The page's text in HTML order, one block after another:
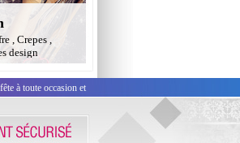
, Crepes ,
design
à toute occasion et